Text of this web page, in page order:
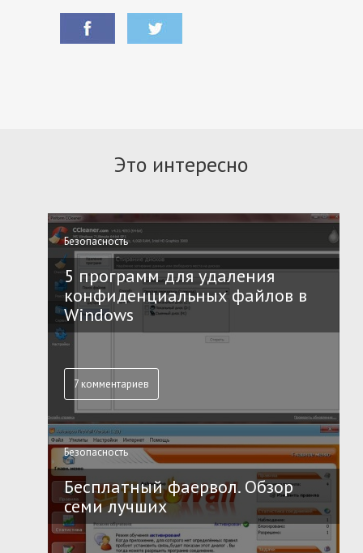
Это интересно
Безопасность
5 программ для удаления
конфиденциальных файлов в
Windows
7 комментариев
Безопасность
Бесплатный фаервол. Обзор
семи лучших